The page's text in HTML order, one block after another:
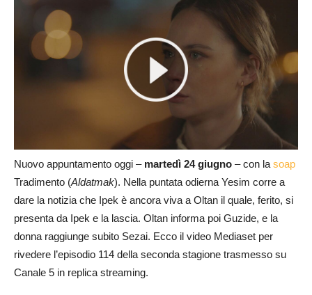
Nuovo appuntamento oggi – martedì 24 giugno – con lasoap
Tradimento (Aldatmak). Nella puntata odierna Yesim corre a
dare la notizia che Ipek è ancora viva a Oltan il quale, ferito, si
presenta da Ipek e la lascia. Oltan informa poi Guzide, e la
donna raggiunge subito Sezai. Ecco il video Mediaset per
rivedere l’episodio 114 della seconda stagione trasmesso su
Canale 5 in replica streaming.